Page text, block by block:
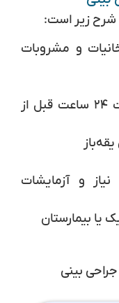
شرح زیر است:
و مشروبات
نوشیدن فراوان آب و مایعات ۲۴ ساعت قبل از
و آزمایشات
یا بیمارستان